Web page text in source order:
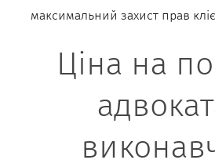
максимальний захист прав
Ціна на